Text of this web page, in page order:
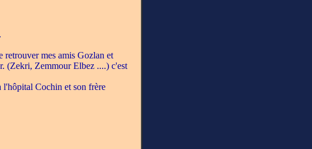
retrouver mes amis Gozlan et
(Zekri, Zemmour Elbez ....) c'est
l'hôpital Cochin et son frère